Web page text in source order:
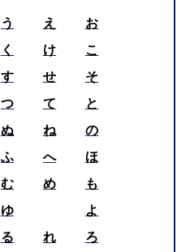
う え
お
く け
こ
す せ
そ
つ て
と
ぬ ね
の
ふ へ
ほ
む め
も
ゆ
よ
る れ
ろ